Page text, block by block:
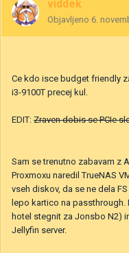
viddek
Objavljeno 6.
Ce kdo isce budget friendly
i3-9100T precej kul.
EDIT: Zraven dobis se PCIe
Sam se trenutno zabavam z
Proxmoxu naredil TrueNAS
vseh diskov, da se ne dela FS
lepo kartico na
hotel stegnit za Jonsbo N2)
Jellyfin server.